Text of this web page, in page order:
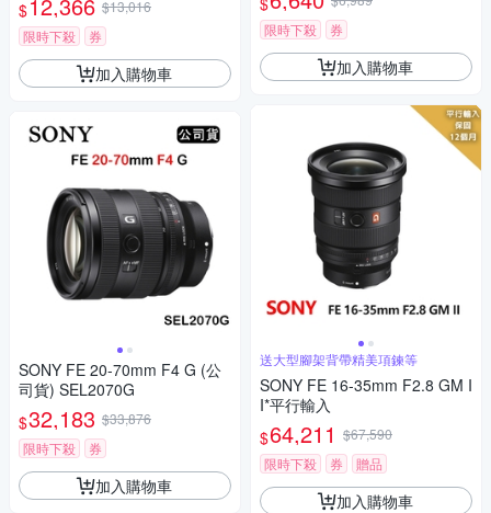
$
$13,016
限時下殺
券
加入購物車
SONY FE 20-70mm F4 G (公
司貨) SEL2070G
$32,183 $33,876
限時下殺
券
加入購物車
限時下殺
券
加入購物車
送大型腳架背帶精美項鍊等
SONY FE 16-35mm F2.8 GM I
I*平行輸入
$64,211 $67,590
限時下殺
券 贈品
加入購物車